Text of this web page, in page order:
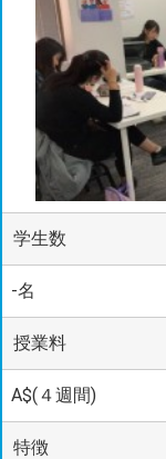
学生数
-名
授業料
A$(４週間)
特徴